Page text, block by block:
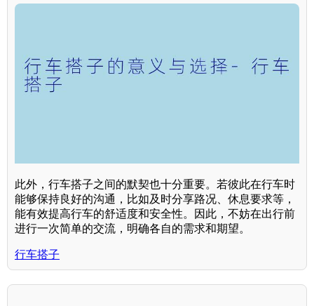
此外，行车搭子之间的默契也十分重要。若彼此在行车时
能够保持良好的沟通，比如及时分享路况、休息要求等，
能有效提高行车的舒适度和安全性。因此，不妨在出行前
进行一次简单的交流，明确各自的需求和期望。
行车搭子